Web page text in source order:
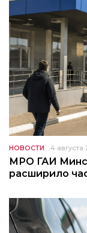
НОВОСТИ 4 августа
МРО ГАИ
расширило